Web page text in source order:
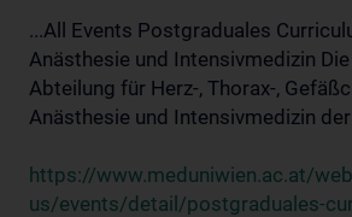
...All Events Postgraduales
Anästhesie und Intensivmedizin
Abteilung für Herz-, Thorax-,
Anästhesie und Intensivmedizin
https://www.meduniwien.ac.at/
us/events/detail/postgraduales-